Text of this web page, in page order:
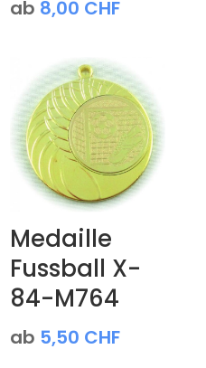
ab 8,00 CHF
Medaille
Fussball X-
84-M764
ab 5,50 CHF